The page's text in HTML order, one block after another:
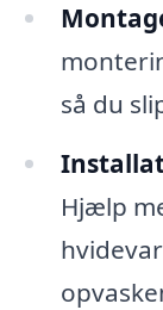
så du
Hjælp